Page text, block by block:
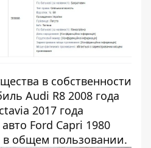
в собственности
Audi R8 2008 года
2017 года
Ford Capri 1980
в общем пользовании.